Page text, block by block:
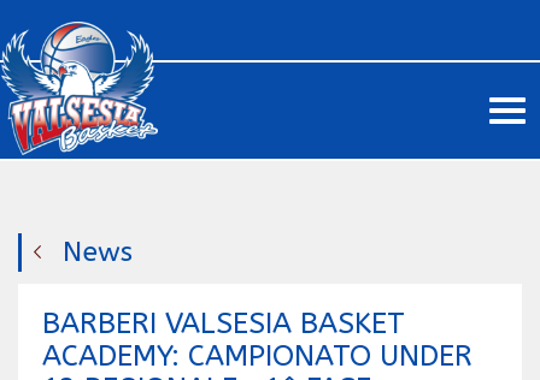
News
BARBERI VALSESIA BASKET
ACADEMY: CAMPIONATO UNDER